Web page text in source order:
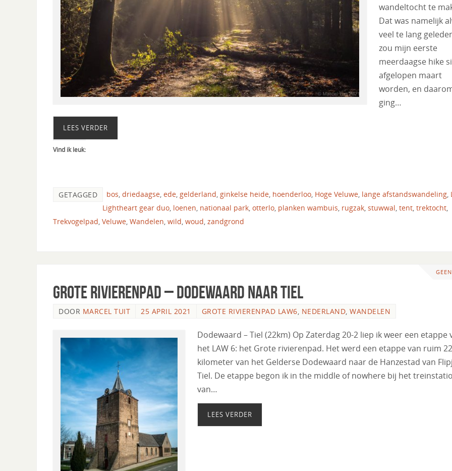
wandeltocht te
Dat was namelijk
veel te lang
zou mijn eerste
meerdaagse hike
afgelopen maart
worden, en
ging…
LEES VERDER
Vind ik leuk:
GETAGGED bos, driedaagse, ede, gelderland, ginkelse heide, hoenderloo, Hoge Veluwe, lange afstandswandeling,
Lightheart gear duo, loenen, nationaal park, otterlo, planken wambuis, rugzak, stuwwal, tent, trektocht,
Trekvogelpad, Veluwe, Wandelen, wild, woud, zandgrond
Grote rivierenpad – Dodewaard naar Tiel
DOOR MARCEL TUIT 25 APRIL 2021 GROTE RIVIERENPAD LAW6 NEDERLAND WANDELEN
Dodewaard – Tiel (22km) Op Zaterdag 20-2 liep ik weer een etappe
het LAW 6: het Grote rivierenpad. Het werd een etappe van ruim 22
kilometer van het Gelderse Dodewaard naar de Hanzestad van
Tiel. De etappe begon ik in the middle of nowhere bij het
van…
LEES VERDER